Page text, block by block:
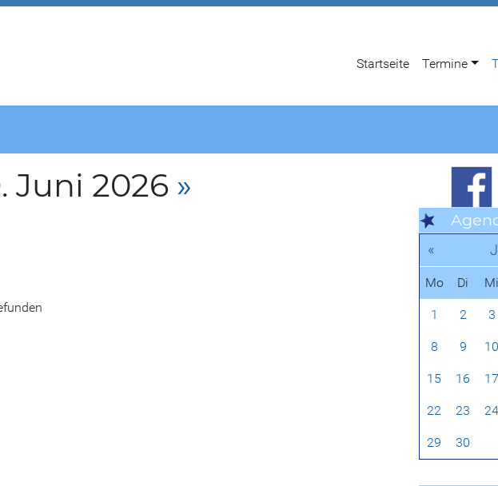
Startseite Termine
Juni 2026 »
«
Mo Di Mi
1 2 3
8 9 10
15 16 17
22 23 24
29 30